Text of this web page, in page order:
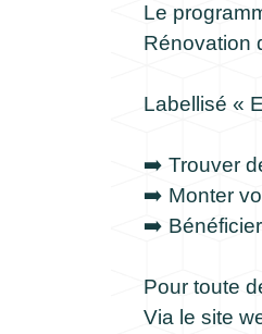
Le
Rénovation
Labellisé «
➡️ Trouver
➡️ Monter
➡️ Bénéficier
Pour toute
Via le site